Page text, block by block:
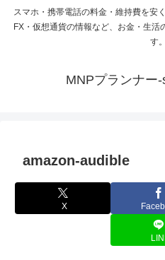
スマホ・携帯電話の料金・維持費を安
FX・仮想通貨の情報など、お金・生
す。
MNPプランナー
amazon-audible
X